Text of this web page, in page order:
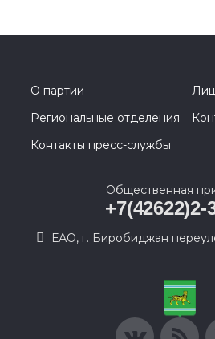
О партии
Региональные отделения
Контакты пресс-службы
Общественная
+7(42622)2-
ЕАО, г. Биробиджан